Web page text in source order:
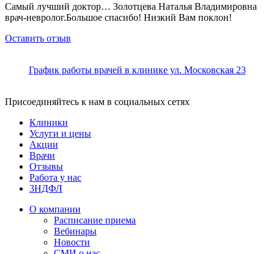
Самый лучший доктор… Золотцева Наталья Владимировна
врач-невролог.Большое спасибо! Низкий Вам поклон!
Оставить отзыв
График работы врачей в клинике ул. Московская 23
Присоединяйтесь к нам в социальных сетях
Клиники
Услуги и цены
Акции
Врачи
Отзывы
Работа у нас
3НДФЛ
О компании
Расписание приема
Вебинары
Новости